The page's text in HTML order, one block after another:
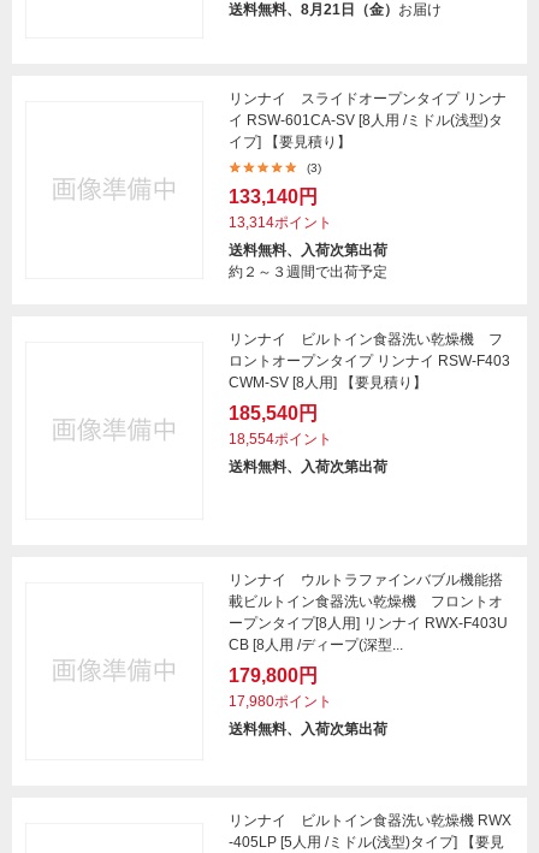
送料無料、8月21日（金） お届け
リンナイ スライドオープンタイプ リンナ
イ RSW-601CA-SV [8人用 /ミドル(浅型)タ
イプ] 【要見積り】
(3)
133,140円
13,314ポイント
送料無料、入荷次第出荷
約２～３週間で出荷予定
リンナイ ビルトイン食器洗い乾燥機 フ
ロントオープンタイプ リンナイ RSW-F403
CWM-SV [8人用] 【要見積り】
185,540円
18,554ポイント
送料無料、入荷次第出荷
リンナイ ウルトラファインバブル機能搭
載ビルトイン食器洗い乾燥機 フロントオ
ープンタイプ[8人用] リンナイ RWX-F403U
CB [8人用 /ディープ(深型...
179,800円
17,980ポイント
送料無料、入荷次第出荷
リンナイ ビルトイン食器洗い乾燥機 RWX
-405LP [5人用 /ミドル(浅型)タイプ] 【要見